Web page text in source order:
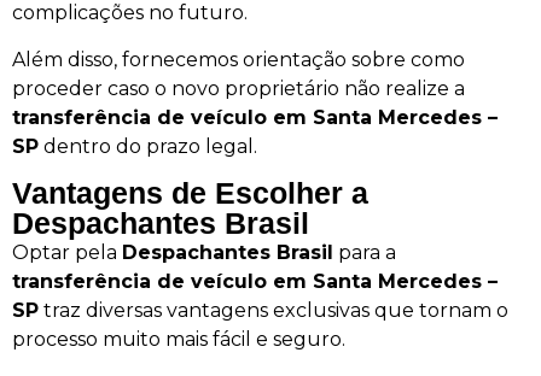
complicações no futuro.
Além disso, fornecemos orientação sobre como
proceder caso o novo proprietário não realize a
transferência de veículo em Santa Mercedes –
SP dentro do prazo legal.
Vantagens de Escolher a
Despachantes Brasil
Optar pela Despachantes Brasil para a
transferência de veículo em Santa Mercedes –
SP traz diversas vantagens exclusivas que tornam o
processo muito mais fácil e seguro.